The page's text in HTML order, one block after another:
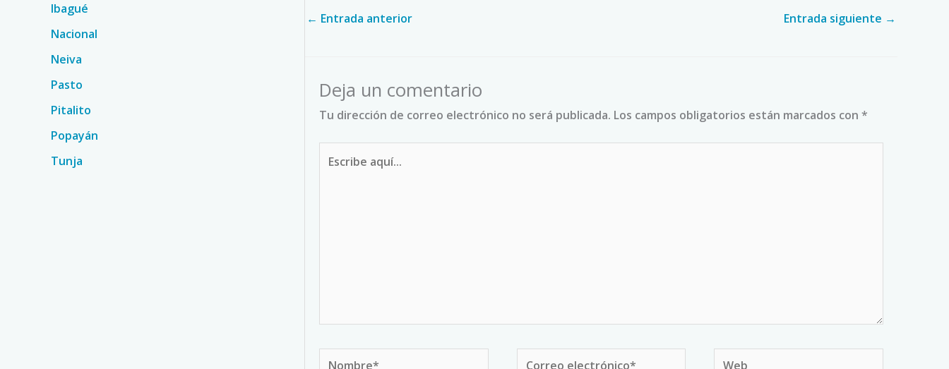
Ibagué
Nacional
Neiva
Pasto
Pitalito
Popayán
Tunja
← Entrada anterior Entrada siguiente →
Deja un comentario
Tu dirección de correo electrónico no será publicada. Los campos obligatorios están marcados con *
Nombre*
Correo
Web